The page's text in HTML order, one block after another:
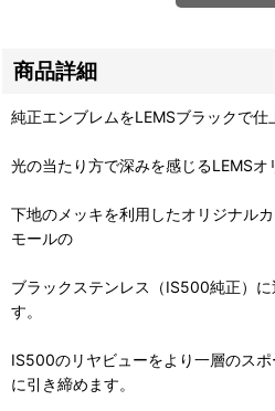
商品詳細
純正エンブレムをLEMSブラックで仕
光の当たり方で深みを感じるLEMS
下地のメッキを利用したオリジナル
モールの
ブラックステンレス（IS500純正）
す。
IS500のリヤビューをより一層のス
に引き締めます。